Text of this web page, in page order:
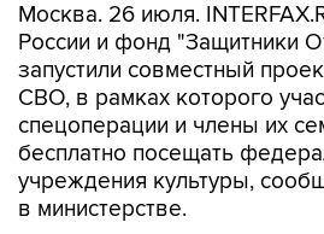
Москва. 26 июля.
России и фонд "Защитники
запустили совместный
СВО, в рамках которого
спецоперации и члены их
бесплатно посещать
учреждения культуры,
в министерстве.